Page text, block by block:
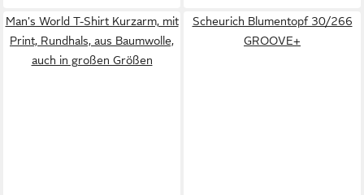
Man's World T-Shirt Kurzarm, mit
Print, Rundhals, aus Baumwolle,
auch in großen Größen
Scheurich Blumentopf 30/266
GROOVE+